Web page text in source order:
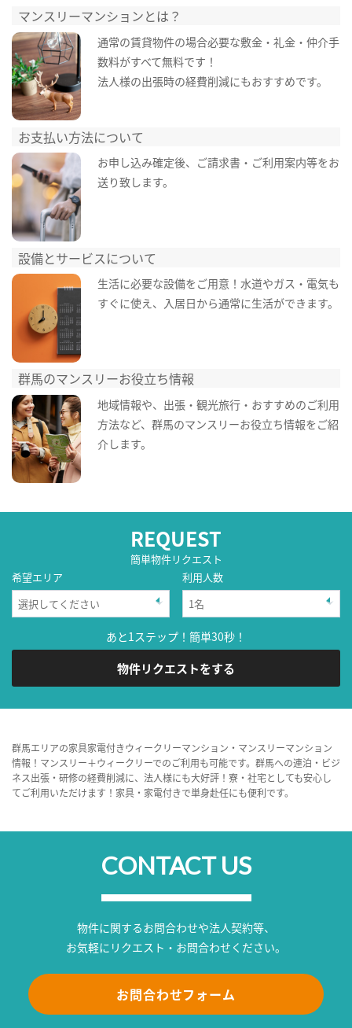
マンスリーマンションとは？
通常の賃貸物件の場合必要な敷金・礼金・仲介手
数料がすべて無料です！
法人様の出張時の経費削減にもおすすめです。
お支払い方法について
お申し込み確定後、ご請求書・ご利用案内等をお
送り致します。
設備とサービスについて
生活に必要な設備をご用意！水道やガス・電気も
すぐに使え、入居日から通常に生活ができます。
群馬のマンスリーお役立ち情報
地域情報や、出張・観光旅行・おすすめのご利用
方法など、群馬のマンスリーお役立ち情報をご紹
介します。
REQUEST
簡単物件リクエスト
希望エリア
利用人数
あと1ステップ！簡単30秒！
物件リクエストをする
群馬エリアの家具家電付きウィークリーマンション・マンスリーマンション
情報！マンスリー＋ウィークリーでのご利用も可能です。群馬への連泊・ビジ
ネス出張・研修の経費削減に、法人様にも大好評！寮・社宅としても安心し
てご利用いただけます！家具・家電付きで単身赴任にも便利です。
CONTACT US
物件に関するお問合わせや法人契約等、
お気軽にリクエスト・お問合わせください。
お問合わせフォーム